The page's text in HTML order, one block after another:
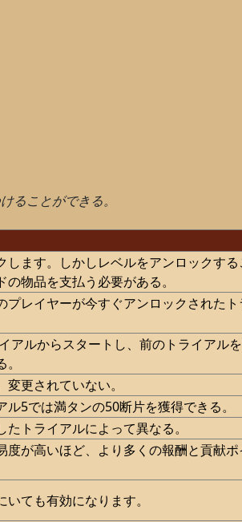
ることができる。
ます。しかしレベルをアンロックする
物品を支払う必要がある。
レイヤーが今すぐアンロックされたト
アルからスタートし、前のトライアル
更されていない。
5では満タンの50断片を獲得できる。
トライアルによって異なる。
度が高いほど、より多くの報酬と貢献ポ
ても有効になります。